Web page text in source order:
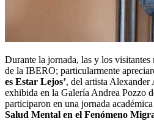
Durante la jornada, las y los visitantes
de la IBERO; particularmente
es Estar Lejos’, del artista Alexander
exhibida en la Galería Andrea Pozzo
participaron en una jornada
Salud Mental en el Fenómeno